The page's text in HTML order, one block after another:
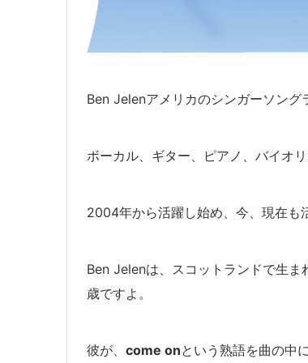
Ben Jelenアメリカのシンガーソング
ボーカル、 ギター、ピアノ、バイオリ
2004年から活躍し始め、今、現在も
Ben Jelenは、スコットランドで生ま
歳ですよ。
彼が、 come onという熟語を曲の中